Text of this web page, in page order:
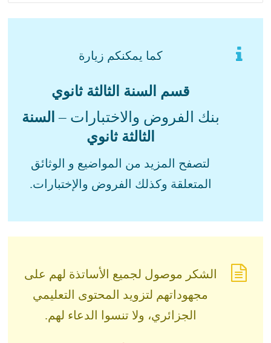
كما يمكنكم زيارة
قسم السنة الثالثة ثانوي
بنك الفروض والاختبارات – السنة
الثالثة ثانوي
لتصفح المزيد من المواضيع و الوثائق
المتعلقة وكذلك الفروض والإختبارات.
الشكر موصول لجميع الأساتذة لهم على
مجهوداتهم لتزويد المحتوى التعليمي
الجزائري، ولا تنسوا الدعاء لهم.